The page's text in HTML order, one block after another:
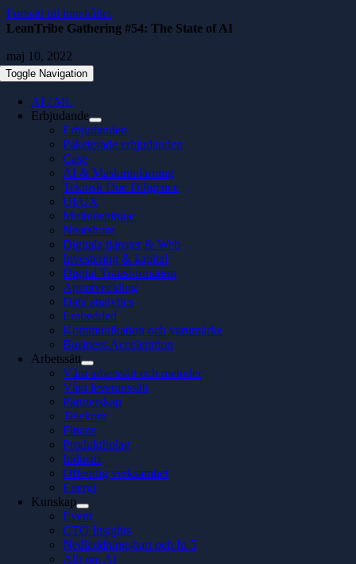
Fortsätt till innehållet
Toggle Navigation
AI / ML
Erbjudande
Erbjudanden
Paketerade erbjudanden
Case
AI & Maskininlärning
Teknisk Due Diligence
UI/UX
Molnlösningar
Nearshore
Digitala tjänster & Web
Investering & kapital
Digital Transformation
Apputveckling
Data analytics
Embedded
Kommunikation och varumärke
Business Acceleration
Arbetssätt
Våra arbetssätt och metoder
Våra leveranssätt
Partnerskap
Telekom
Finans
Produktbolag
Industri
Offentlig verksamhet
Energi
Kunskap
Event
CTO Insights
Nedladdningsbart och In 5
Allt om AI
LeanTribe Gathering #54: The State of AI
maj 10, 2022